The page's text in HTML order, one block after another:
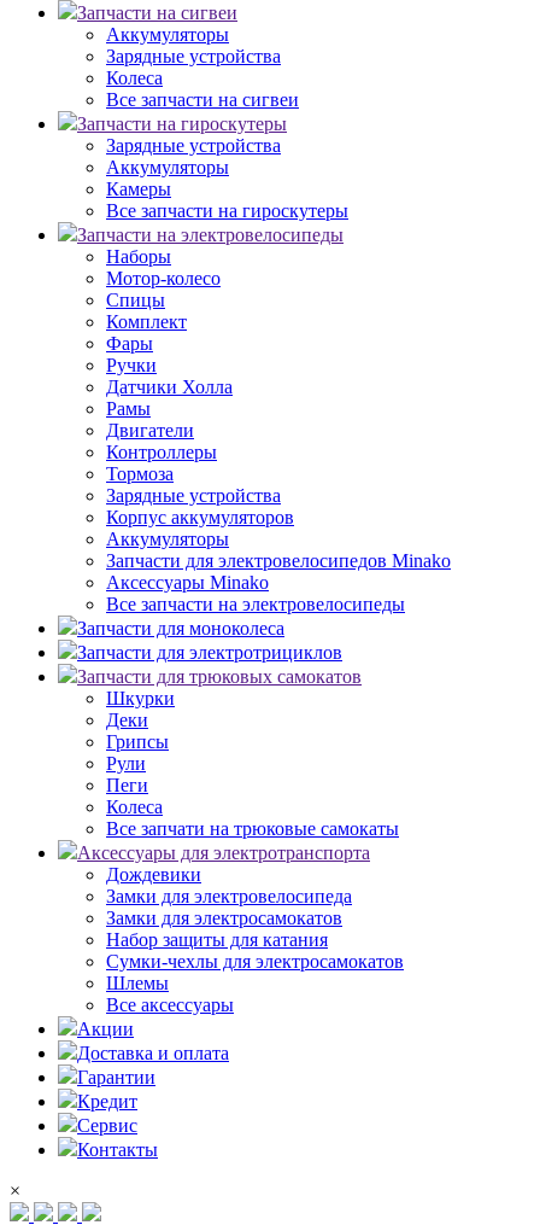
Запчасти на сигвеи
Аккумуляторы
Зарядные устройства
Колеса
Все запчасти на сигвеи
Запчасти на гироскутеры
Зарядные устройства
Аккумуляторы
Камеры
Все запчасти на гироскутеры
Запчасти на электровелосипеды
Наборы
Мотор-колесо
Спицы
Комплект
Фары
Ручки
Датчики Холла
Рамы
Двигатели
Контроллеры
Тормоза
Зарядные устройства
Корпус аккумуляторов
Аккумуляторы
Запчасти для электровелосипедов Minako
Аксессуары Minako
Все запчасти на электровелосипеды
Запчасти для моноколеса
Запчасти для электротрициклов
Запчасти для трюковых самокатов
Шкурки
Деки
Грипсы
Рули
Пеги
Колеса
Все запчати на трюковые самокаты
Аксессуары для электротранспорта
Дождевики
Замки для электровелосипеда
Замки для электросамокатов
Набор защиты для катания
Сумки-чехлы для электросамокатов
Шлемы
Все аксессуары
Акции
Доставка и оплата
Гарантии
Кредит
Сервис
Контакты
×